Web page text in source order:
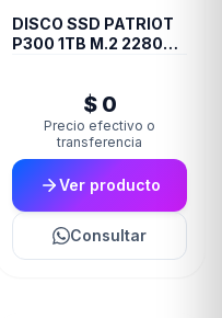
DISCO SSD PATRIOT
P300 1TB M.2 2280
$ 0
Precio efectivo o
transferencia
Ver producto
Consultar